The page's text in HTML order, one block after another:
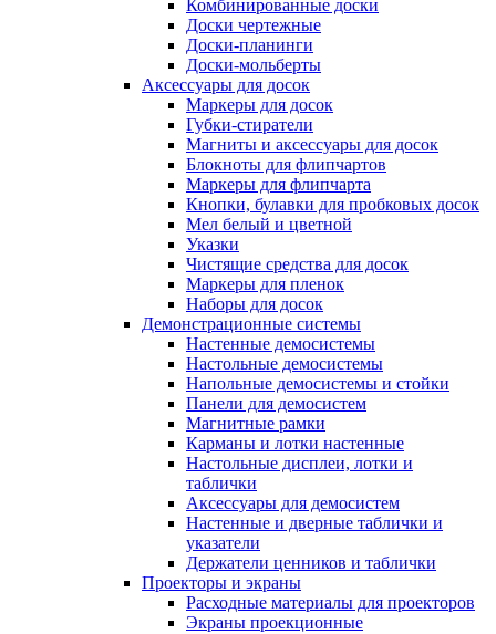
Комбинированные доски
Доски чертежные
Доски-планинги
Доски-мольберты
Аксессуары для досок
Маркеры для досок
Губки-стиратели
Магниты и аксессуары для досок
Блокноты для флипчартов
Маркеры для флипчарта
Кнопки, булавки для пробковых досок
Мел белый и цветной
Указки
Чистящие средства для досок
Маркеры для пленок
Наборы для досок
Демонстрационные системы
Настенные демосистемы
Настольные демосистемы
Напольные демосистемы и стойки
Панели для демосистем
Магнитные рамки
Карманы и лотки настенные
Настольные дисплеи, лотки и
таблички
Аксессуары для демосистем
Настенные и дверные таблички и
указатели
Держатели ценников и таблички
Проекторы и экраны
Расходные материалы для проекторов
Экраны проекционные